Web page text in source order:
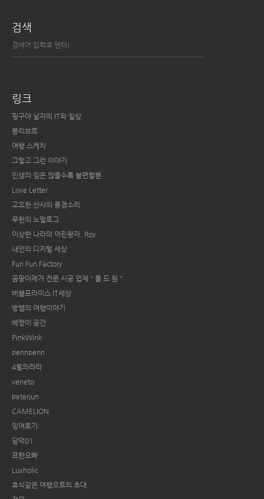
검색
링크
핑구야 날자의 IT와 일상
봉리브르
여행 스케치
그렇고 그런 이야기
인생의 짐은 많을수록 불편할뿐
Love Letter
고요한 산사의 풍경소리
무한의 노멀로그
이상한 나라의 어린왕자, Roy
내안의 디지털 세상
Fun Fun Factory
곰팡이제거 전문 시공 업체 " 몰 드 원 "
버블프라이스 IT세상
방쌤의 여행이야기
베짱이 공간
PinkWink
pennpenn
4월의라라
veneto
peterjun
CAMELION
잉여토기
담덕01
묘한오빠
Luvholic
휴식같은 여행으로의 초대